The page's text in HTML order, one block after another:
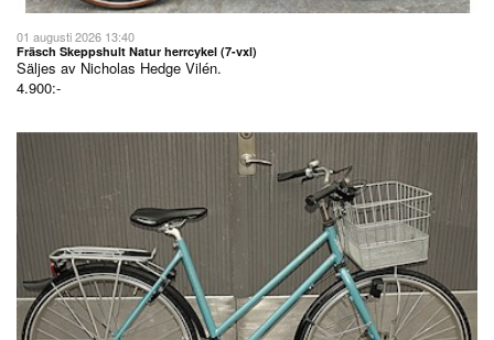
01 augusti 2026 13:40
Fräsch Skeppshult Natur herrcykel (7-vxl)
Säljes av Nicholas Hedge Vilén.
4.900:-